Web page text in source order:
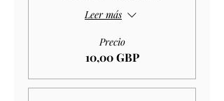
Leer más
Precio
10,00 GBP